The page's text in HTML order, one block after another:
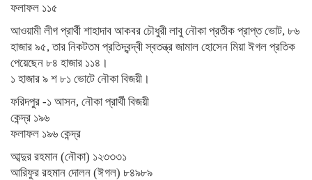
ফলাফল ১১৫
আওয়ামী লীগ প্রার্থী শাহাদাব আকবর চৌধুরী লাবু নৌকা প্রতীক প্রাপ্ত ভোট, ৮৬
হাজার ৯৫, তার নিকটতম প্রতিদ্বন্দ্বী স্বতন্ত্র জামাল হোসেন মিয়া ঈগল প্রতিক
পেয়েছেন ৮৪ হাজার ১১৪।
১ হাজার ৯ শ ৮১ ভোটে নৌকা বিজয়ী।
ফরিদপুর -১ আসন, নৌকা প্রার্থী বিজয়ী
কেন্দ্র ১৯৬
ফলাফল ১৯৬ কেন্দ্র
আব্দুর রহমান (নৌকা) ১২৩৩৩১
আরিফুর রহমান দোলন (ঈগল) ৮৪৯৮৯